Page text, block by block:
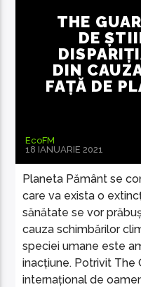
THE
DE
DIN
FAȚĂ DE
EcoFM
18 IANUARIE 2021
Planeta Pământ se
care va exista o
sănătate se vor
cauza schimbărilor
speciei umane este
inacțiune. Potrivit The
internațional de